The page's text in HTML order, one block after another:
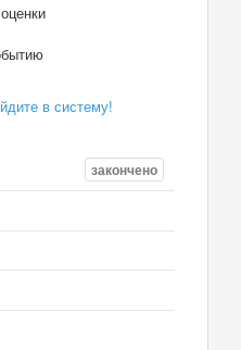
в систему!
закончено